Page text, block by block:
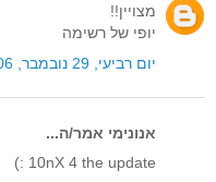
מצויין!!
יופי של רשימה
יום רביעי, 29 נובמבר, 2006
אנונימי אמר/ה...
10nX 4 the update :)